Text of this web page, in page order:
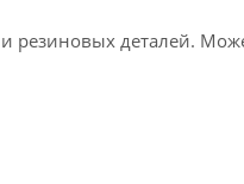
резиновых деталей.